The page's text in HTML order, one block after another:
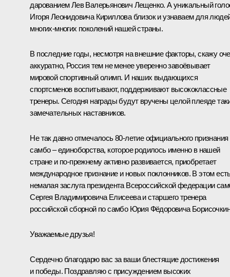
дарованием Лев Валерьянович Лещенко. А уникальный
Игоря Леонидовича Кириллова близок и узнаваем для
многих-многих поколений нашей страны.
В последние годы, несмотря на внешние факторы, скажу
аккуратно, Россия тем не менее уверенно завоёвывает
мировой спортивный олимп. И наших выдающихся
спортсменов воспитывают, поддерживают высококлассные
тренеры. Сегодня награды будут вручены целой плеяде
замечательных наставников.
Не так давно отмечалось 80‑летие официального признания
самбо – единоборства, которое родилось именно в нашей
стране и по‑прежнему активно развивается, приобретает
международное признание и новых поклонников. В этом
немалая заслуга президента Всероссийской федерации
Сергея Владимировича Елисеева и старшего тренера
российской сборной по самбо Юрия Фёдоровича
Уважаемые друзья!
Сердечно благодарю вас за ваши блестящие достижения
и победы. Поздравляю с присуждением высоких